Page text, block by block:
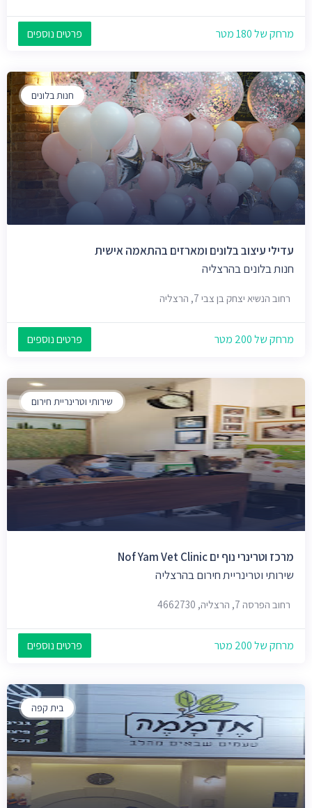
מרחק של 180 מטר פרטים נוספים
חנות בלונים
עדילי עיצוב בלונים ומארזים בהתאמה אישית
חנות בלונים בהרצליה
רחוב הנשיא יצחק בן צבי 7, הרצליה
מרחק של 200 מטר פרטים נוספים
שירותי וטרינריית חירום
מרכז וטרינרי נוף ים Nof Yam Vet Clinic
שירותי וטרינריית חירום בהרצליה
רחוב הפרסה 7, הרצליה, 4662730
מרחק של 200 מטר פרטים נוספים
בית קפה